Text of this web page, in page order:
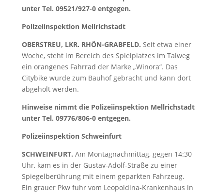
unter Tel. 09521/927-0 entgegen.
Polizeiinspektion Mellrichstadt
OBERSTREU, LKR. RHÖN-GRABFELD. Seit etwa einer
Woche, steht im Bereich des Spielplatzes im Talweg
ein orangenes Fahrrad der Marke „Winora“. Das
Citybike wurde zum Bauhof gebracht und kann dort
abgeholt werden.
Hinweise nimmt die Polizeiinspektion Mellrichstadt
unter Tel. 09776/806-0 entgegen.
Polizeiinspektion Schweinfurt
SCHWEINFURT. Am Montagnachmittag, gegen 14:30
Uhr, kam es in der Gustav-Adolf-Straße zu einer
Spiegelberührung mit einem geparkten Fahrzeug.
Ein grauer Pkw fuhr vom Leopoldina-Krankenhaus in